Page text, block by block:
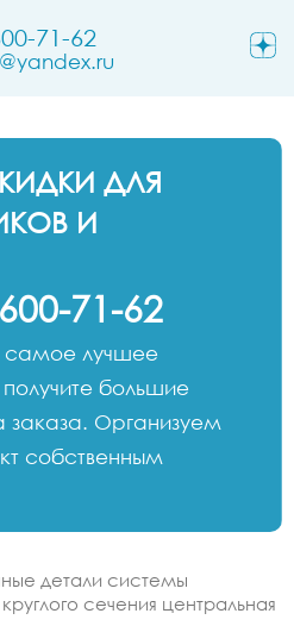
71-62
ДЛЯ
И
71-62
самое лучшее
большие
заказа. Организуем
собственным
детали системы
сечения центральная